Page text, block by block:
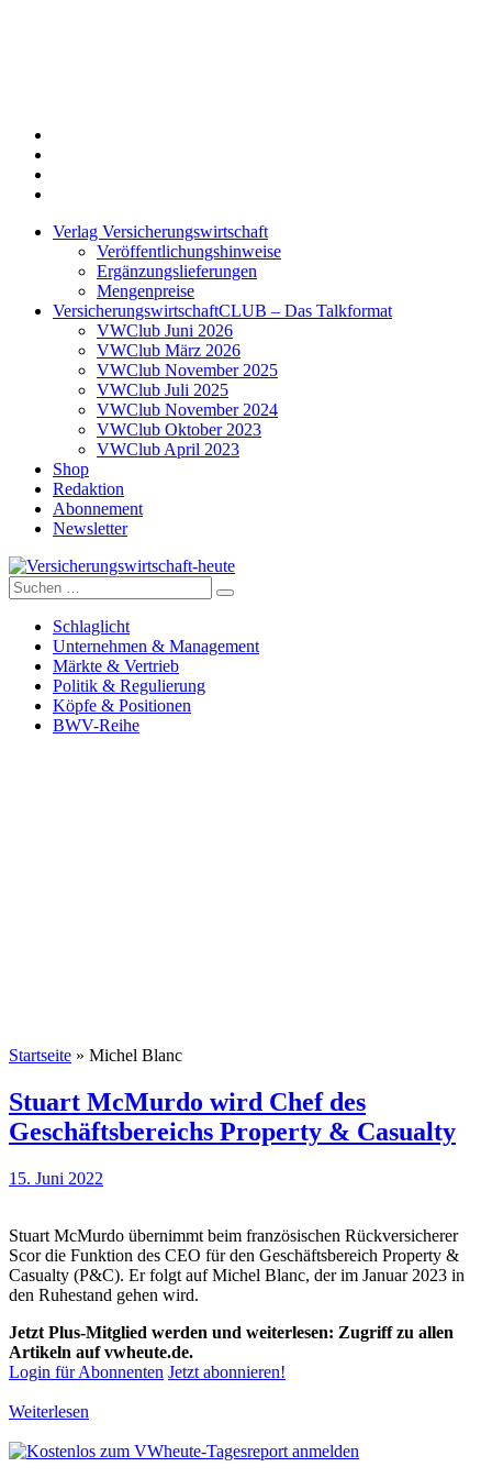
Verlag Versicherungswirtschaft
Veröffentlichungshinweise
Ergänzungslieferungen
Mengenpreise
VersicherungswirtschaftCLUB – Das Talkformat
VWClub Juni 2026
VWClub März 2026
VWClub November 2025
VWClub Juli 2025
VWClub November 2024
VWClub Oktober 2023
VWClub April 2023
Shop
Redaktion
Abonnement
Newsletter
Versicherungswirtschaft-heute
Suche
nach:
Schlaglicht
Unternehmen & Management
Märkte & Vertrieb
Politik & Regulierung
Köpfe & Positionen
BWV-Reihe
Startseite » Michel Blanc
Stuart McMurdo wird Chef des
Geschäftsbereichs Property & Casualty
15. Juni 2022
Stuart McMurdo übernimmt beim französischen Rückversicherer
Scor die Funktion des CEO für den Geschäftsbereich Property &
Casualty (P&C). Er folgt auf Michel Blanc, der im Januar 2023 in
den Ruhestand gehen wird.
Jetzt Plus-Mitglied werden und weiterlesen: Zugriff zu allen
Artikeln auf vwheute.de.
Login für Abonnenten Jetzt abonnieren!
Weiterlesen